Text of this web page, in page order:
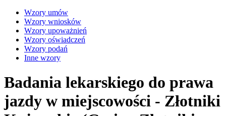
Wzory umów
Wzory wniosków
Wzory upoważnień
Wzory oświadczeń
Wzory podań
Inne wzory
Badania lekarskiego do prawa
jazdy w miejscowości - Złotniki